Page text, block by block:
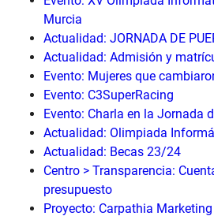
Murcia
Actualidad: JORNADA DE
Actualidad: Admisión y
Evento: Mujeres que
Evento: C3SuperRacing
Evento: Charla en la Jornada
Actualidad: Olimpiada
Actualidad: Becas 23/24
Centro > Transparencia:
presupuesto
Proyecto: Carpathia Marketing